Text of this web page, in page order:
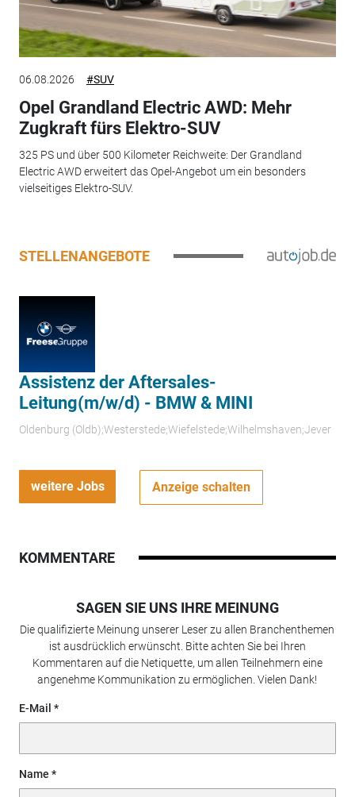
06.08.2026 #SUV
Opel Grandland Electric AWD: Mehr
Zugkraft fürs Elektro-SUV
325 PS und über 500 Kilometer Reichweite: Der Grandland
Electric AWD erweitert das Opel-Angebot um ein besonders
vielseitiges Elektro-SUV.
STELLENANGEBOTE
Assistenz der Aftersales-
Leitung(m/w/d) - BMW & MINI
Oldenburg (Oldb);Westerstede;Wiefelstede;Wilhelmshaven;Jever
weitere Jobs Anzeige schalten
KOMMENTARE
SAGEN SIE UNS IHRE MEINUNG
Die qualifizierte Meinung unserer Leser zu allen Branchenthemen
ist ausdrücklich erwünscht. Bitte achten Sie bei Ihren
Kommentaren auf die Netiquette, um allen Teilnehmern eine
angenehme Kommunikation zu ermöglichen. Vielen Dank!
E-Mail
Name